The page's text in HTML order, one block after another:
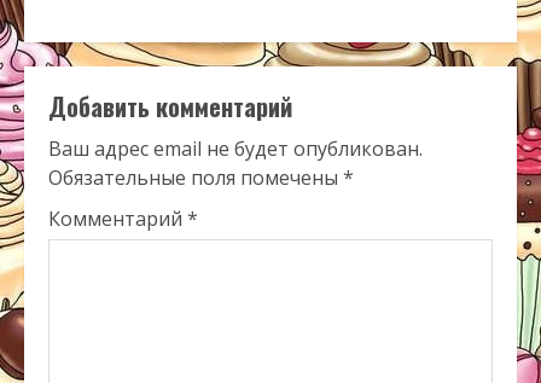
Добавить комментарий
Ваш адрес email не будет опубликован.
Обязательные поля помечены *
Комментарий *